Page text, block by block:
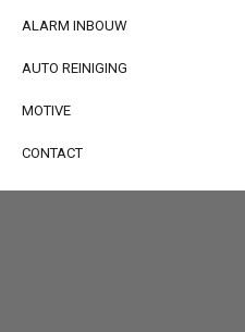
ALARM INBOUW
AUTO REINIGING
MOTIVE
CONTACT